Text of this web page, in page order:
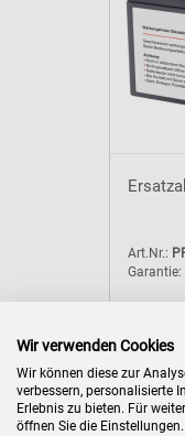
Art.Nr.:
Wir verwenden Cookies
Wir können diese zur
verbessern, personalisierte
Erlebnis zu bieten. Für
öffnen Sie die Einstellungen.